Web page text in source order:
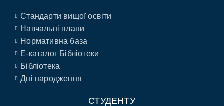
Стандарти вищої освіти
Навчальні плани
Нормативна база
E-каталог Бібліотеки
Бібліотека
Дні народження
СТУДЕНТУ